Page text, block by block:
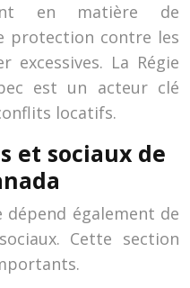
en matière de
protection contre les
excessives. La Régie
est un acteur clé
locatifs.
et sociaux de
dépend également de
Cette section